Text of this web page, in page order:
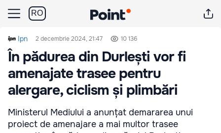
RO
Ipn 2 decembrie 2024, 21:47 10 136
În pădurea din Durlești vor fi
amenajate trasee pentru
alergare, ciclism și plimbări
Ministerul Mediului a anunțat demararea unui
proiect de amenajare a mai multor trasee